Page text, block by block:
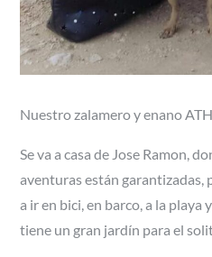
Nuestro zalamero y enano
Se va a casa de Jose Ramon,
aventuras están garantizadas,
a ir en bici, en barco, a la playa
tiene un gran jardín para el